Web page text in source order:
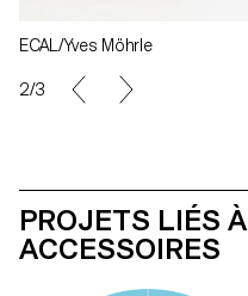
ECAL/Yves Möhrle
2/3
PROJETS LIÉS À
ACCESSOIRES